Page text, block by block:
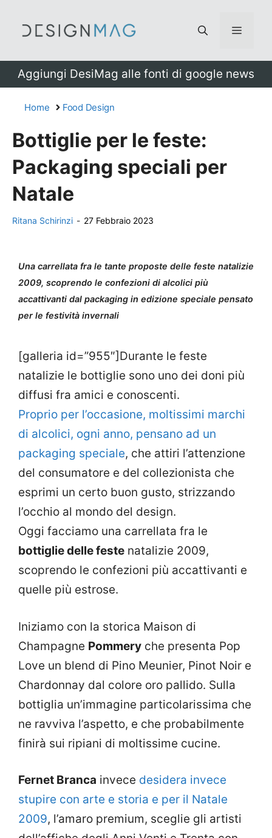
Menu
Aggiungi DesiMag alle fonti di google news
Home Food Design
Bottiglie per le feste:
Packaging speciali per
Natale
Ritana Schirinzi - 27 Febbraio 2023
Una carrellata fra le tante proposte delle feste natalizie
2009, scoprendo le confezioni di alcolici più
accattivanti dal packaging in edizione speciale pensato
per le festività invernali
[galleria id=”955″]Durante le feste
natalizie le bottiglie sono uno dei doni più
diffusi fra amici e conoscenti.
Proprio per l’occasione, moltissimi marchi
di alcolici, ogni anno, pensano ad un
packaging speciale, che attiri l’attenzione
del consumatore e del collezionista che
esprimi un certo buon gusto, strizzando
l’occhio al mondo del design.
Oggi facciamo una carrellata fra le
bottiglie delle feste natalizie 2009,
scoprendo le confezioni più accattivanti e
quelle più estrose.
Iniziamo con la storica Maison di
Champagne Pommery che presenta Pop
Love un blend di Pino Meunier, Pinot Noir e
Chardonnay dal colore oro pallido. Sulla
bottiglia un’immagine particolarissima che
ne ravviva l’aspetto, e che probabilmente
finirà sui ripiani di moltissime cucine.
Fernet Branca invece desidera invece
stupire con arte e storia e per il Natale
2009, l’amaro premium, sceglie gli artisti